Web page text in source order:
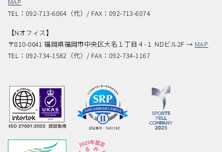
TEL：092-713-6064（代）/ FAX：092-713-6074
【Nオフィス】
〒810-0041 福岡県福岡市中央区大名１丁目４-１ NDビル2F → MAP
TEL：092-734-1582（代）/ FAX：092-734-1167